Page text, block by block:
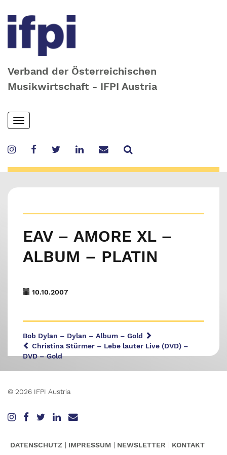
Verband der Österreichischen
Musikwirtschaft - IFPI Austria
Skip
to
content
Toggle
navigation
EAV – AMORE XL –
ALBUM – PLATIN
10.10.2007
Bob Dylan – Dylan – Album – Gold
Christina Stürmer – Lebe lauter Live (DVD) –
DVD – Gold
© 2026 IFPI Austria
DATENSCHUTZ IMPRESSUM NEWSLETTER KONTAKT